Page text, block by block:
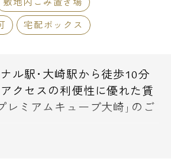
宅配ボックス
ル駅･大崎駅から徒歩10分
クセスの利便性に優れた賃
レミアムキューブ大崎｣のご